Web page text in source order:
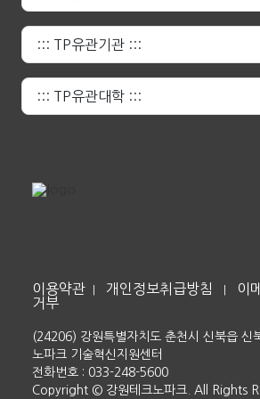
이용약관 개인정보취급방침
이
거부
(24206) 강원특별자치도 춘천시 신북읍 신
노파크 기술혁신지원센터
전화번호 : 033-248-5600
Copyright © 강원테크노파크. All Rights